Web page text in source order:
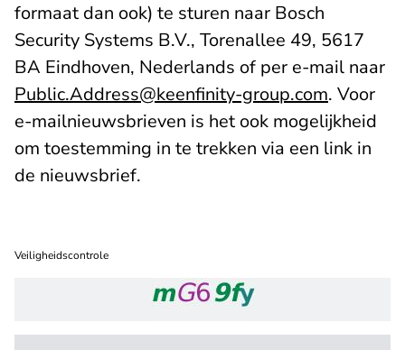
formaat dan ook) te sturen naar Bosch
Security Systems B.V., Torenallee 49, 5617
BA Eindhoven, Nederlands of per e-mail naar
Public.Address@keenfinity-group.com. Voor
e-mailnieuwsbrieven is het ook mogelijkheid
om toestemming in te trekken via een link in
de nieuwsbrief.
Veiligheidscontrole